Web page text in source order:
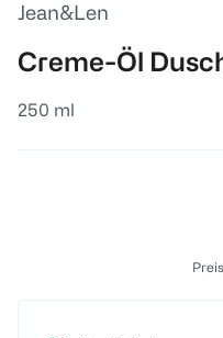
Jean&Len
Creme-Öl
250 ml